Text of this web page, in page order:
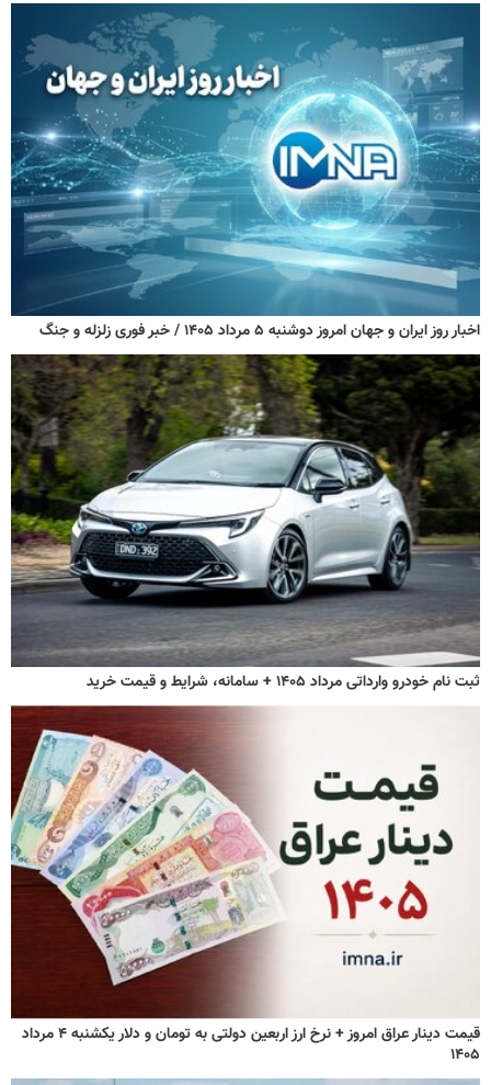
اخبار روز ایران و جهان امروز دوشنبه ۵ مرداد ۱۴۰۵ / خبر فوری زلزله و جنگ
ثبت نام خودرو وارداتی مرداد ۱۴۰۵ + سامانه، شرایط و قیمت خرید
قیمت دینار عراق امروز + نرخ ارز اربعین دولتی به تومان و دلار یکشنبه ۴ مرداد
۱۴۰۵